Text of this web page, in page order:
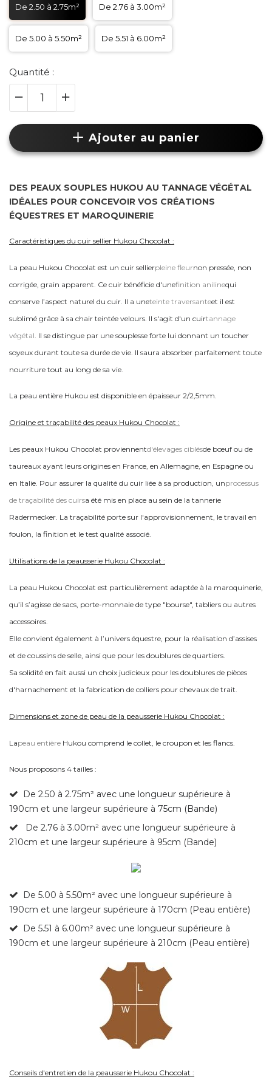
De 2.50 à 2.75m² De 2.76 à 3.00m²
De 5.00 à 5.50m² De 5.51 à 6.00m²
Quantité :
Ajouter au panier
DES PEAUX SOUPLES HUKOU AU TANNAGE VÉGÉTAL
IDÉALES POUR CONCEVOIR VOS CRÉATIONS
ÉQUESTRES ET MAROQUINERIE
Caractéristiques du cuir sellier Hukou Chocolat :
La peau Hukou Chocolat est un cuir sellierpleine fleurnon pressée, non
corrigée, grain apparent. Ce cuir bénéficie d'unefinition anilinequi
conserve l’aspect naturel du cuir. Il a uneteinte traversanteet il est
sublimé grâce à sa chair teintée velours. Il s'agit d'un cuirtannage
végétal. Il se distingue par une souplesse forte lui donnant un toucher
soyeux durant toute sa durée de vie. Il saura absorber parfaitement toute
nourriture tout au long de sa vie.
La peau entière Hukou est disponible en épaisseur 2/2,5mm.
Origine et traçabilité des peaux Hukou Chocolat :
Les peaux Hukou Chocolat proviennentd'élevages ciblésde bœuf ou de
taureaux ayant leurs origines en France, en Allemagne, en Espagne ou
en Italie. Pour assurer la qualité du cuir liée à sa production, unprocessus
de traçabilité des cuirsa été mis en place au sein de la tannerie
Radermecker. La traçabilité porte sur l'approvisionnement, le travail en
foulon, la finition et le test qualité associé.
Utilisations de la peausserie Hukou Chocolat :
La peau Hukou Chocolat est particulièrement adaptée à la maroquinerie,
qu’il s’agisse de sacs, porte-monnaie de type "bourse", tabliers ou autres
accessoires.
Elle convient également à l’univers équestre, pour la réalisation d’assises
et de coussins de selle, ainsi que pour les doublures de quartiers.
Sa solidité en fait aussi un choix judicieux pour les doublures de pièces
d'harnachement et la fabrication de colliers pour chevaux de trait.
Dimensions et zone de peau de la peausserie Hukou Chocolat :
Lapeau entière Hukou comprend le collet, le croupon et les flancs.
Nous proposons 4 tailles :
De 2.50 à 2.75m² avec une longueur supérieure à
190cm et une largeur supérieure à 75cm (Bande)
De 2.76 à 3.00m² avec une longueur supérieure à
210cm et une largeur supérieure à 95cm (Bande)
De 5.00 à 5.50m² avec une longueur supérieure à
190cm et une largeur supérieure à 170cm (Peau entière)
De 5.51 à 6.00m² avec une longueur supérieure à
190cm et une largeur supérieure à 210cm (Peau entière)
Conseils d'entretien de la peausserie Hukou Chocolat :